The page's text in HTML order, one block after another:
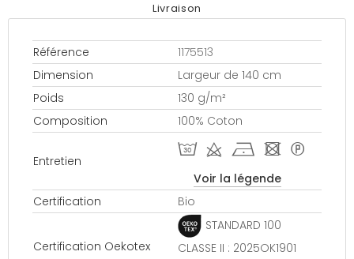
Livraison
Référence
1175513
Dimension
Largeur de 140 cm
Poids
130 g/m²
Composition
100% Coton
Entretien
T d h - *
Voir la légende
Certification
Bio
Certification Oekotex
STANDARD 100
CLASSE II : 2025OK1901